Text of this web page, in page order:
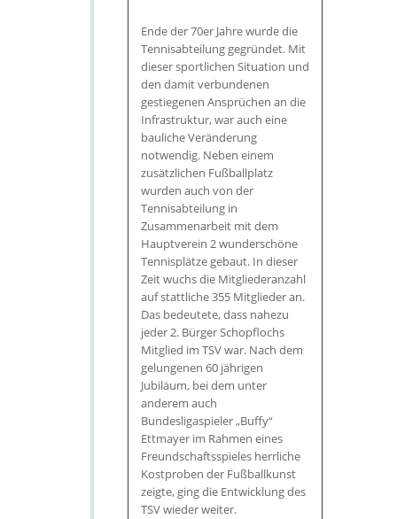
Ende der 70er Jahre wurde die
Tennisabteilung gegründet. Mit
dieser sportlichen Situation und
den damit verbundenen
gestiegenen Ansprüchen an die
Infrastruktur, war auch eine
bauliche Veränderung
notwendig. Neben einem
zusätzlichen Fußballplatz
wurden auch von der
Tennisabteilung in
Zusammenarbeit mit dem
Hauptverein 2 wunderschöne
Tennisplätze gebaut. In dieser
Zeit wuchs die Mitgliederanzahl
auf stattliche 355 Mitglieder an.
Das bedeutete, dass nahezu
jeder 2. Bürger Schopflochs
Mitglied im TSV war. Nach dem
gelungenen 60 jährigen
Jubiläum, bei dem unter
anderem auch
Bundesligaspieler „Buffy“
Ettmayer im Rahmen eines
Freundschaftsspieles herrliche
Kostproben der Fußballkunst
zeigte, ging die Entwicklung des
TSV wieder weiter.